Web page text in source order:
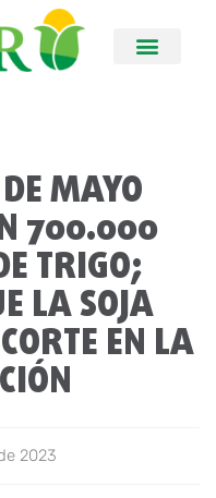
MAYO
700.000
TRIGO;
LA SOJA
EN LA
2023